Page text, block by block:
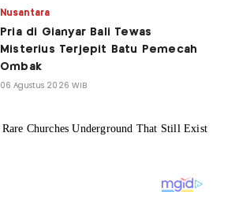
Nusantara
Pria di Gianyar Bali Tewas
Misterius Terjepit Batu Pemecah
Ombak
06 Agustus 2026 WIB